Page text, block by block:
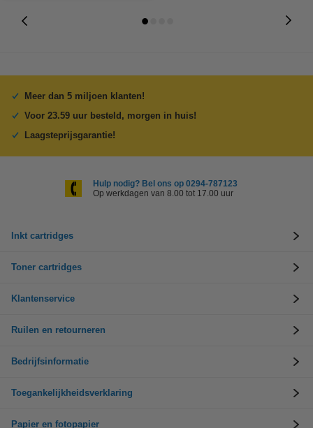
Meer dan 5 miljoen klanten!
Voor 23.59 uur besteld, morgen in huis!
Laagsteprijsgarantie!
Hulp nodig? Bel ons op 0294-787123
Op werkdagen van 8.00 tot 17.00 uur
Inkt cartridges
Toner cartridges
Klantenservice
Ruilen en retourneren
Bedrijfsinformatie
Toegankelijkheidsverklaring
Papier en fotopapier